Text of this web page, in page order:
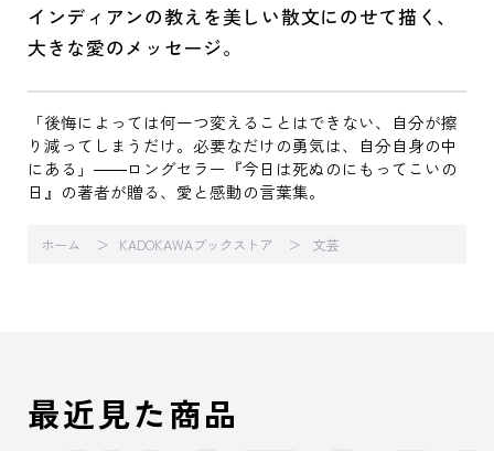
インディアンの教えを美しい散文にのせて描く、
大きな愛のメッセージ。
「後悔によっては何一つ変えることはできない、自分が擦
り減ってしまうだけ。必要なだけの勇気は、自分自身の中
にある」――ロングセラー『今日は死ぬのにもってこいの
日』の著者が贈る、愛と感動の言葉集。
ホーム KADOKAWAブックストア 文芸
最近見た商品